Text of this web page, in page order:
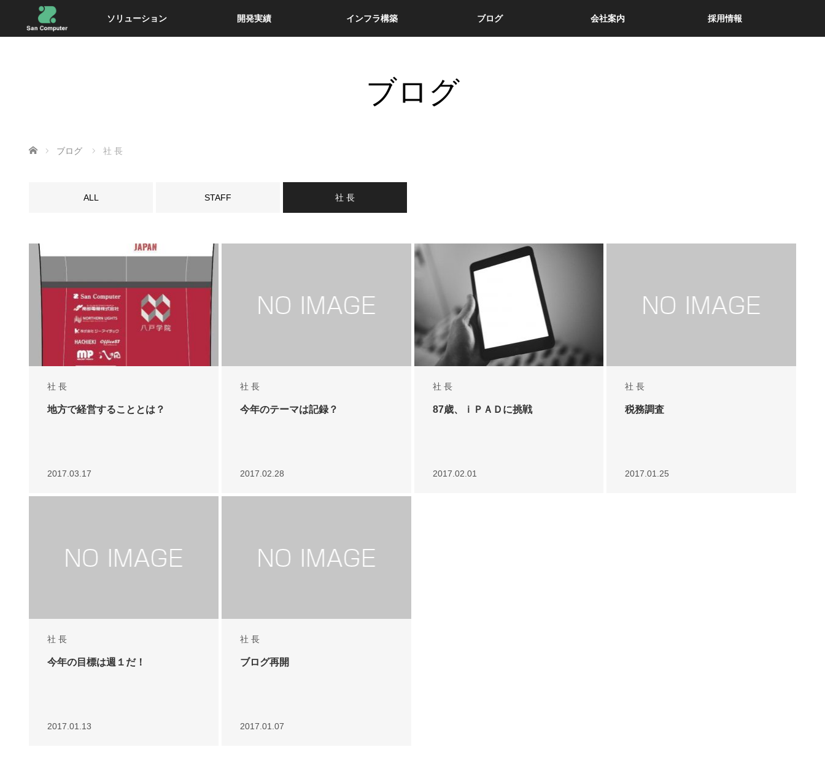
ソリューション 開発実績 インフラ構築 ブログ 会社案内 採用情報
ブログ
ホーム ブログ 社 長
ALL STAFF 社 長
社 長
地方で経営することとは？
2017.03.17
社 長
今年のテーマは記録？
2017.02.28
社 長
87歳、ｉＰＡＤに挑戦
2017.02.01
社 長
税務調査
2017.01.25
社 長
今年の目標は週１だ！
2017.01.13
社 長
ブログ再開
2017.01.07